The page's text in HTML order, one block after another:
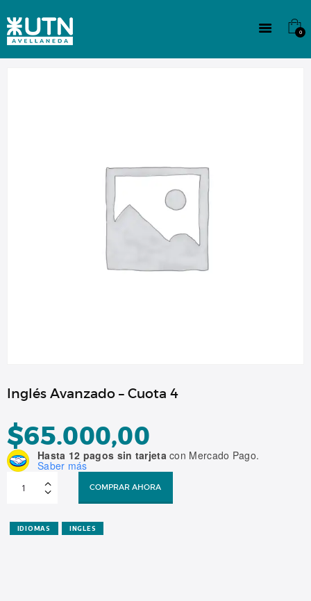
0
CULTURA
Inglés Avanzado – Cuota 4
$65.000,00
Hasta 12 pagos sin tarjetacon Mercado Pago.
Saber más
Avanzado
cantidad
COMPRAR AHORA
IDIOMAS INGLES